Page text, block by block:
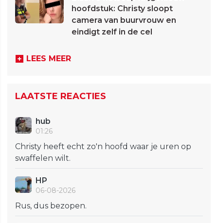
hoofdstuk: Christy sloopt
camera van buurvrouw en
eindigt zelf in de cel
LEES MEER
LAATSTE REACTIES
hub
01:26
Christy heeft echt zo'n hoofd waar je uren op
swaffelen wilt.
HP
06-08-2026
Rus, dus bezopen.